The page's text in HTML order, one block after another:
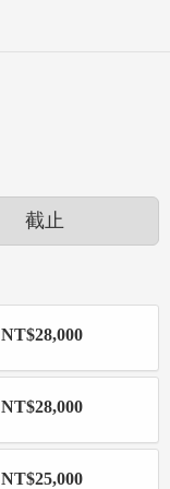
截止
NT$28,000
NT$28,000
NT$25,000